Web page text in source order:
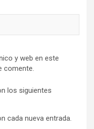
y web en este
comente.
los siguientes
cada nueva entrada.